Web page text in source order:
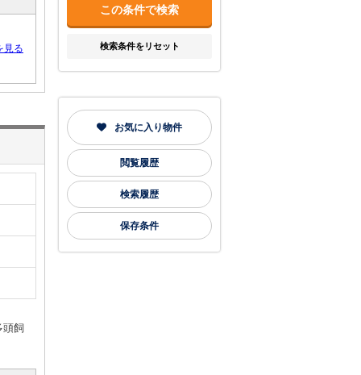
見る
頭飼
検索条件をリセット
お気に入り物件
閲覧履歴
検索履歴
保存条件